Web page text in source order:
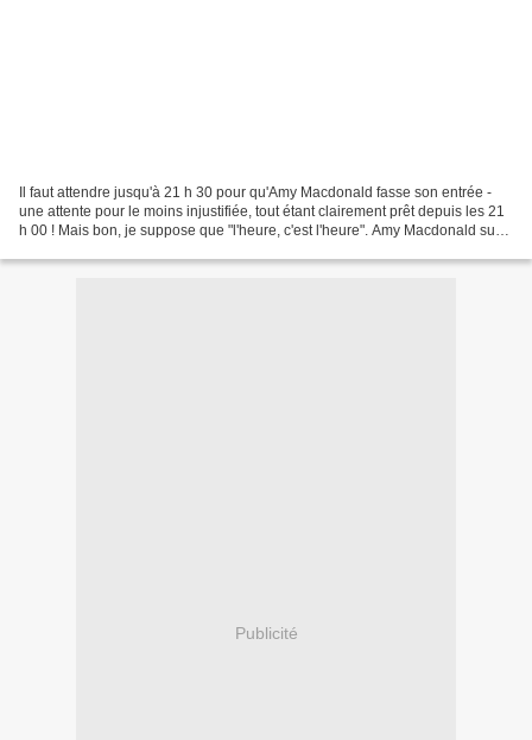
Il faut attendre jusqu'à 21 h 30 pour qu'Amy Macdonald fasse son entrée -
une attente pour le moins injustifiée, tout étant clairement prêt depuis les 21
h 00 ! Mais bon, je suppose que "l'heure, c'est l'heure". Amy Macdonald sur
Publicité